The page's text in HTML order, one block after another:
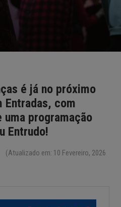
é já no próximo
Entradas, com
programação
Entrudo!
(Atualizado em: 10 Fevereiro, 2026